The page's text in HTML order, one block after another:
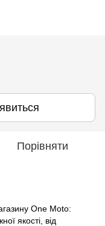
Порівняти
One Moto:
якості, від